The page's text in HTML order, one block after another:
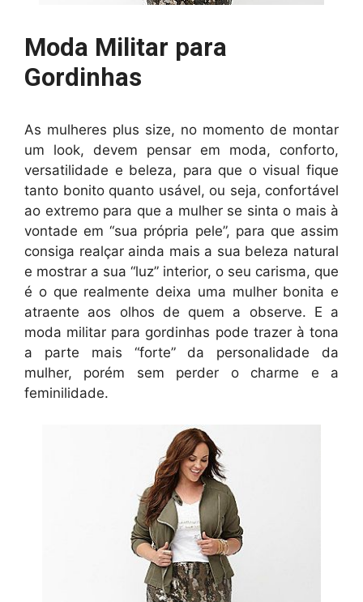
Moda Militar para
Gordinhas
As mulheres plus size, no momento de montar
um look, devem pensar em moda, conforto,
versatilidade e beleza, para que o visual fique
tanto bonito quanto usável, ou seja, confortável
ao extremo para que a mulher se sinta o mais à
vontade em “sua própria pele”, para que assim
consiga realçar ainda mais a sua beleza natural
e mostrar a sua “luz” interior, o seu carisma, que
é o que realmente deixa uma mulher bonita e
atraente aos olhos de quem a observe. E a
moda militar para gordinhas pode trazer à tona
a parte mais “forte” da personalidade da
mulher, porém sem perder o charme e a
feminilidade.